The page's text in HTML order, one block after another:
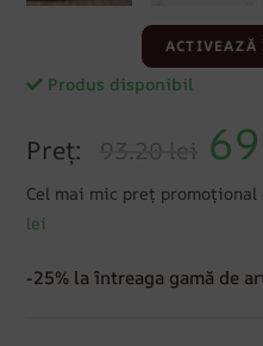
ACTIVEAZĂ
Produs disponibil
Preț: 93.20 lei
Cel mai mic preț
lei
-25% la întreaga gamă de